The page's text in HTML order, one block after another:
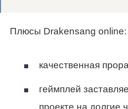
Плюсы Drakensang online:
качественная
геймплей
проекте на долгие